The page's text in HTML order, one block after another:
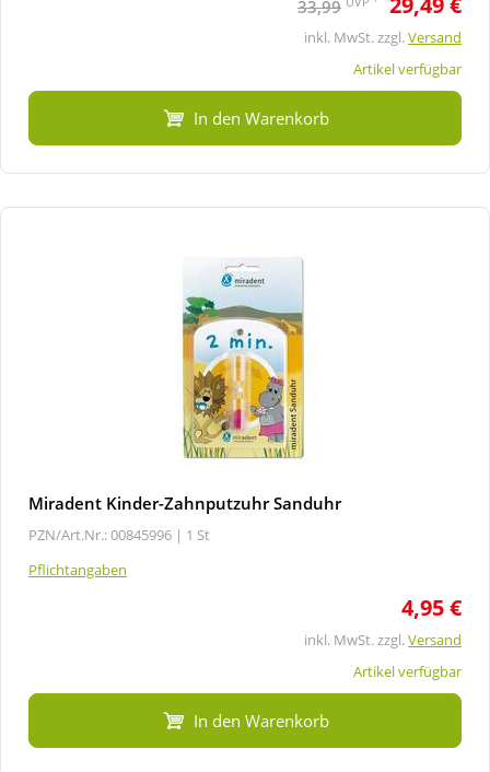
33,99
inkl. MwSt. zzgl.Versand
Artikel verfügbar
In den Warenkorb
Miradent Kinder-Zahnputzuhr Sanduhr
PZN/Art.Nr.: 00845996 | 1 St
Pflichtangaben
4,95 €
inkl. MwSt. zzgl.Versand
Artikel verfügbar
In den Warenkorb